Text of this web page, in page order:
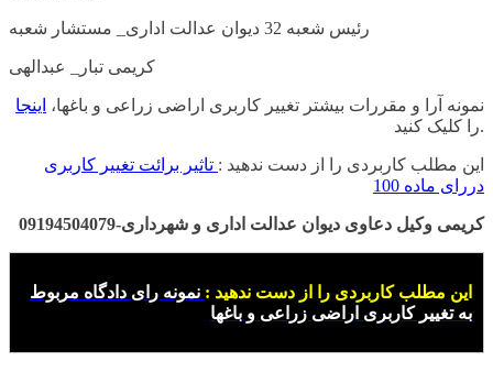
رئیس شعبه 32 دیوان عدالت اداری_ مستشار شعبه
کریمی تبار_ عبدالهی
نمونه آرا و مقررات بیشتر تغییر کاربری اراضی زراعی و باغها، اینجا
را کلیک کنید.
این مطلب کاربردی را از دست ندهید : تاثیر برائت تغییر کاربری
دررای ماده 100
کریمی وکیل دعاوی دیوان عدالت اداری و شهرداری-09194504079
این مطلب کاربردی را از دست ندهید : نمونه رای دادگاه مربوط
به تغییر کاربری اراضی زراعی و باغها